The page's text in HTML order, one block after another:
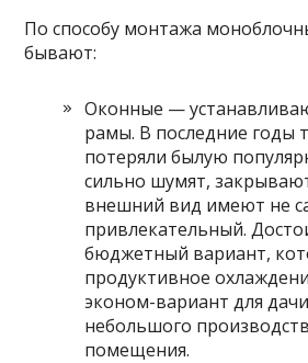
По способу монтажа
бывают:
Оконные —
рамы. В последние годы
потеряли былую
сильно шумят,
внешний вид имеют не
привлекательный.
бюджетный вариант,
продуктивное
эконом-вариант для
небольшого
помещения.